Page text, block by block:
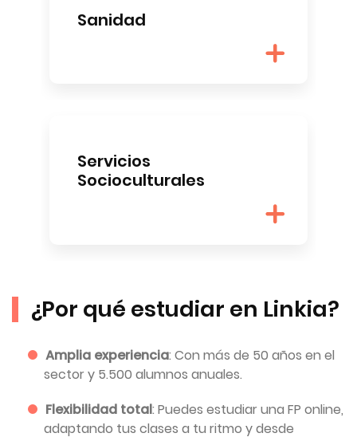
Sanidad
Servicios
Socioculturales
¿Por qué estudiar en Linkia?
Amplia experiencia: Con más de 50 años en el
sector y 5.500 alumnos anuales.
Flexibilidad total: Puedes estudiar una FP online,
adaptando tus clases a tu ritmo y desde